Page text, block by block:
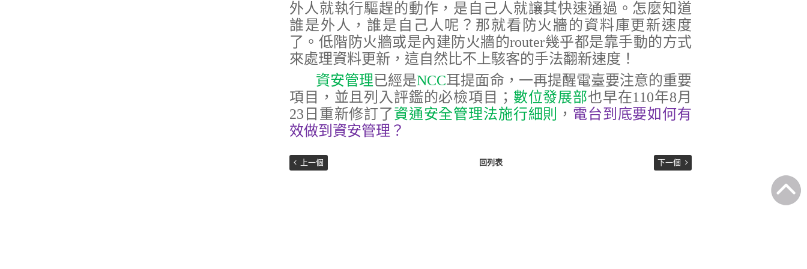
外人就執行驅趕的動作，是自己人就讓其快速通過。怎麼知道
誰是外人，誰是自己人呢？那就看防火牆的資料庫更新速度
了。低階防火牆或是內建防火牆的router幾乎都是靠手動的方式
來處理資料更新，這自然比不上駭客的手法翻新速度！
資安管理已經是NCC耳提面命，一再提醒電臺要注意的重要
項目，並且列入評鑑的必檢項目； 數位發展部也早在110年8月
23日重新修訂了資通安全管理法施行細則 ， 電台到底要如何有
效做到資安管理？
上一個 回列表 下一個